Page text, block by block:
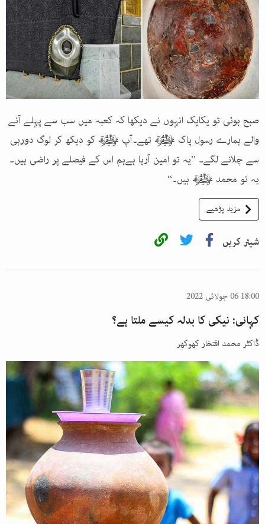
صبح ہوئی تو یکایک انہوں نے دیکھا کہ کعبہ میں سب سے پہلے آنے
والے ہمارے رسول پاک ﷺ تھے۔آپ ﷺ کو دیکھ کر لوگ دورہی
سے چلانے لگے۔ ’’یہ تو امین آرہا ہےہم اس کے فیصلے پر راضی ہیں۔
یہ تو محمد ﷺ ہیں۔‘‘
مزید پڑھیے
شیئر کریں
18:00 06 جولائی 2022
کہانی: نیکی کا بدلہ کیسے ملتا ہے؟
ڈاکٹر محمد افتخار کھوکھر